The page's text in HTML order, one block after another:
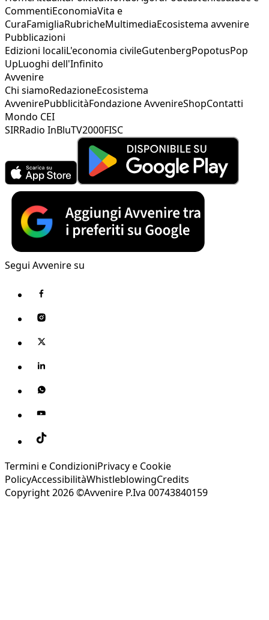
CommentiEconomiaVita e
CuraFamigliaRubricheMultimediaEcosistema avvenire
Pubblicazioni
Edizioni localiL'economia civileGutenbergPopotusPop
UpLuoghi dell'Infinito
Avvenire
Chi siamoRedazioneEcosistema
AvvenirePubblicitàFondazione AvvenireShopContatti
Mondo CEI
SIRRadio InBluTV2000FISC
Segui Avvenire su
Termini e CondizioniPrivacy e Cookie
PolicyAccessibilitàWhistleblowingCredits
Copyright 2026 ©Avvenire P.Iva 00743840159